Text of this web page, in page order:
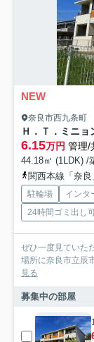
NEW
奈良市西九条町
Ｈ．Ｔ．ミニ
6.15万円 管理/
44.18㎡ (1LDK) /
関西本線「奈
駐輪場 インタ
24時間ゴミ出し
ぜひ一度見ていた
場所に奈良市立辰
見る
募集中の部屋